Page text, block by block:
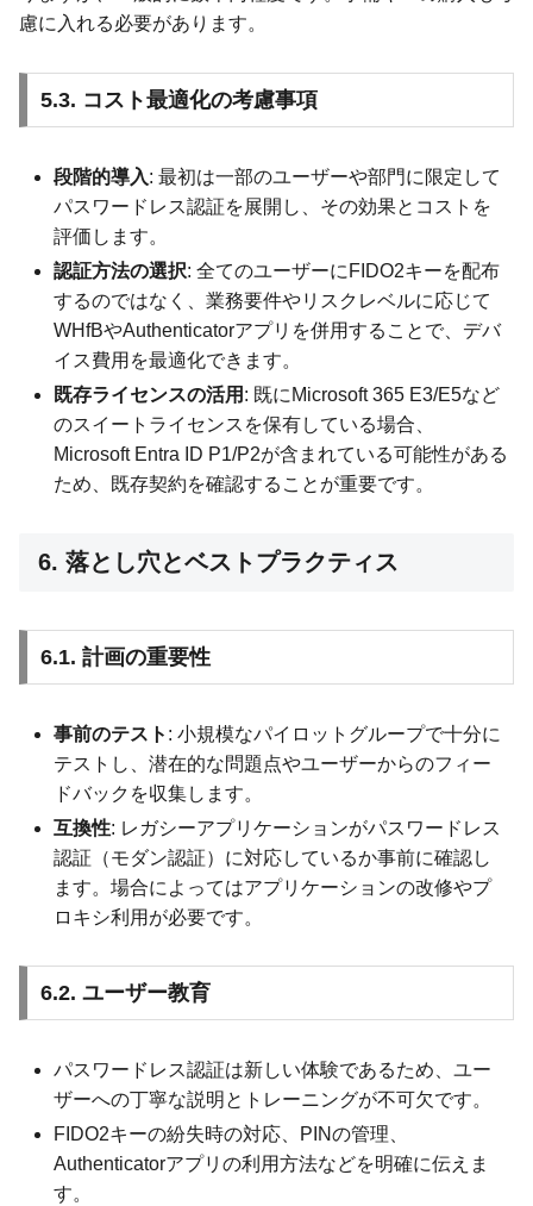
慮に入れる必要があります。
5.3. コスト最適化の考慮事項
段階的導入: 最初は一部のユーザーや部門に限定して
パスワードレス認証を展開し、その効果とコストを
評価します。
認証方法の選択: 全てのユーザーにFIDO2キーを配布
するのではなく、業務要件やリスクレベルに応じて
WHfBやAuthenticatorアプリを併用することで、デバ
イス費用を最適化できます。
既存ライセンスの活用 : 既にMicrosoft 365 E3/E5など
のスイートライセンスを保有している場合、
Microsoft Entra ID P1/P2が含まれている可能性がある
ため、既存契約を確認することが重要です。
6. 落とし穴とベストプラクティス
6.1. 計画の重要性
事前のテスト : 小規模なパイロットグループで十分に
テストし、潜在的な問題点やユーザーからのフィー
ドバックを収集します。
互換性: レガシーアプリケーションがパスワードレス
認証（モダン認証）に対応しているか事前に確認し
ます。場合によってはアプリケーションの改修やプ
ロキシ利用が必要です。
6.2. ユーザー教育
パスワードレス認証は新しい体験であるため、ユー
ザーへの丁寧な説明とトレーニングが不可欠です。
FIDO2キーの紛失時の対応、PINの管理、
Authenticatorアプリの利用方法などを明確に伝えま
す。